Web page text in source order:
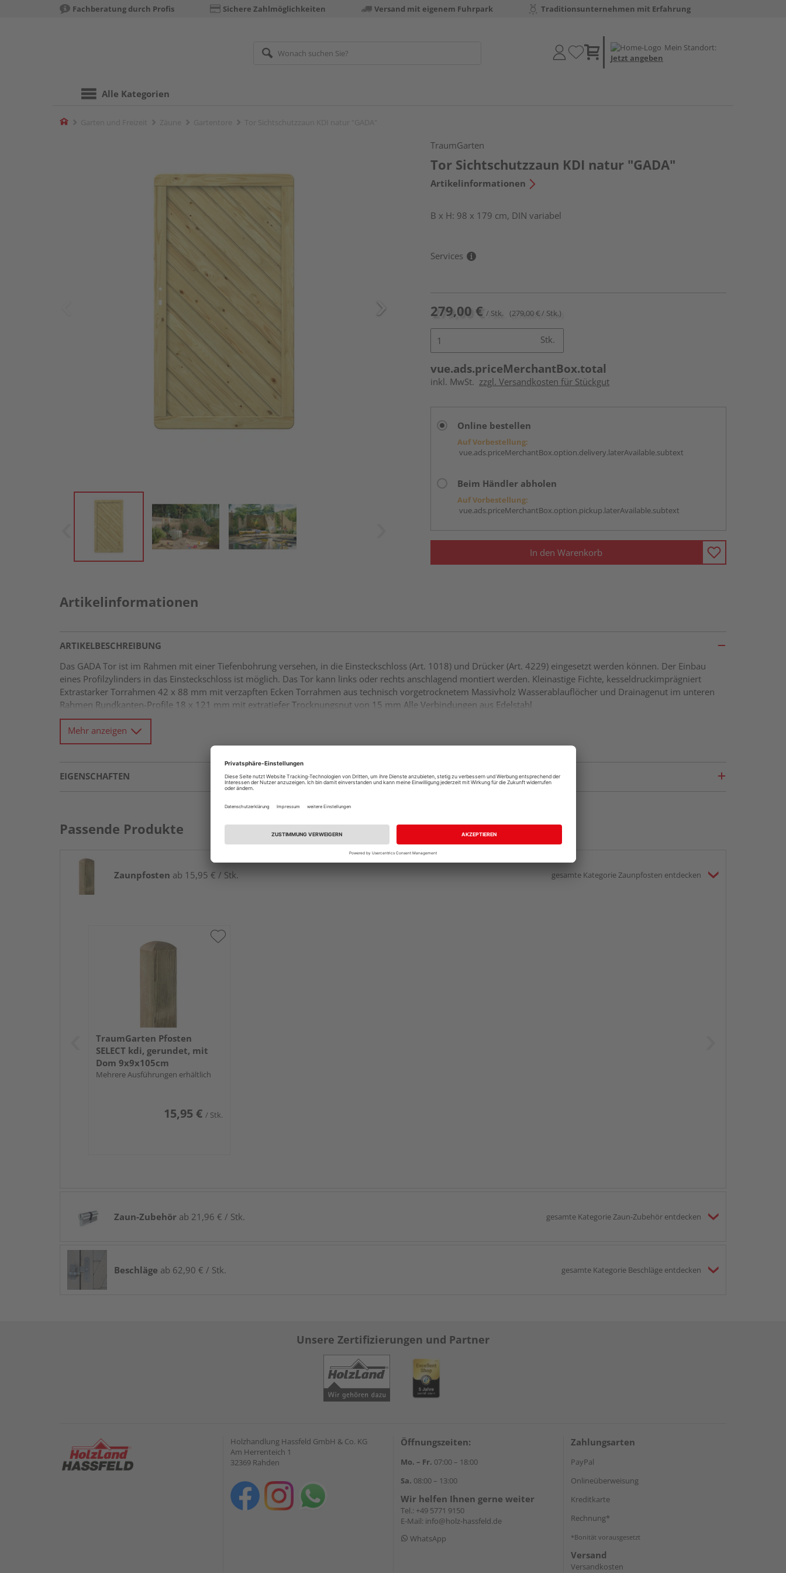
Fachberatung durch Profis Sichere Zahlmöglichkeiten Versand mit eigenem Fuhrpark Traditionsunternehmen mit Erfahrung
Mein Standort:
Jetzt angeben
Alle Kategorien
Home
TraumGarten
Tor Sichtschutzzaun KDI natur "GADA"
Artikelinformationen
B x H: 98 x 179 cm, DIN variabel
Services
279,00 € / Stk. (279,00 € / Stk.)
Stk.
vue.ads.priceMerchantBox.total
inkl. MwSt. zzgl. Versandkosten für Stückgut
Online bestellen
Auf Vorbestellung:
vue.ads.priceMerchantBox.option.delivery.laterAvailable.subtext
Beim Händler abholen
Auf Vorbestellung:
vue.ads.priceMerchantBox.option.pickup.laterAvailable.subtext
In den Warenkorb
Artikelinformationen
ARTIKELBESCHREIBUNG
Das GADA Tor ist im Rahmen mit einer Tiefenbohrung versehen, in die Einsteckschloss (Art. 1018) und Drücker (Art. 4229) eingesetzt werden können. Der Einbau
eines Profilzylinders in das Einsteckschloss ist möglich. Das Tor kann links oder rechts anschlagend montiert werden. Kleinastige Fichte, kesseldruckimprägniert
Extrastarker Torrahmen 42 x 88 mm mit verzapften Ecken Torrahmen aus technisch vorgetrocknetem Massivholz Wasserablauflöcher und Drainagenut im unteren
Rahmen Rundkanten-Profile 18 x 121 mm mit extratiefer Trocknungsnut von 15 mm Alle Verbindungen aus Edelstahl
Mehr anzeigen
EIGENSCHAFTEN
Passende Produkte
Zaunpfosten ab 15,95 € / Stk. gesamte Kategorie Zaunpfosten entdecken
TraumGarten Pfosten
SELECT kdi, gerundet, mit
Dom 9x9x105cm
Mehrere Ausführungen erhältlich
15,95 € / Stk.
Zaun-Zubehör ab 21,96 € / Stk. gesamte Kategorie Zaun-Zubehör entdecken
Beschläge ab 62,90 € / Stk. gesamte Kategorie Beschläge entdecken
Unsere Zertifizierungen und Partner
Holzhandlung Hassfeld GmbH & Co. KG
Am Herrenteich 1
32369 Rahden
Öffnungszeiten:
Mo. – Fr. 07:00 – 18:00
Sa. 08:00 – 13:00
Wir helfen Ihnen gerne weiter
Tel.: +49 5771 9150
E-Mail: info@holz-hassfeld.de
WhatsApp
Zahlungsarten
PayPal
Onlineüberweisung
Kreditkarte
Rechnung*
*Bonität vorausgesetzt
Versand
Versandkosten